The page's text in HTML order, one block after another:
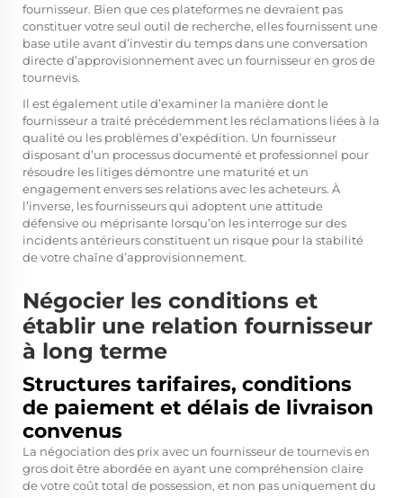
fournisseur. Bien que ces plateformes ne devraient pas
constituer votre seul outil de recherche, elles fournissent une
base utile avant d’investir du temps dans une conversation
directe d’approvisionnement avec un fournisseur en gros de
tournevis.
Il est également utile d’examiner la manière dont le
fournisseur a traité précédemment les réclamations liées à la
qualité ou les problèmes d’expédition. Un fournisseur
disposant d’un processus documenté et professionnel pour
résoudre les litiges démontre une maturité et un
engagement envers ses relations avec les acheteurs. À
l’inverse, les fournisseurs qui adoptent une attitude
défensive ou méprisante lorsqu’on les interroge sur des
incidents antérieurs constituent un risque pour la stabilité
de votre chaîne d’approvisionnement.
Négocier les conditions et
établir une relation fournisseur
à long terme
Structures tarifaires, conditions
de paiement et délais de livraison
convenus
La négociation des prix avec un fournisseur de tournevis en
gros doit être abordée en ayant une compréhension claire
de votre coût total de possession, et non pas uniquement du